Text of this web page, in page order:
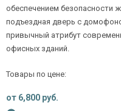
Галерея
Акции
О компании
обеспечением безопасности
подъездная дверь с
привычный атрибут
офисных зданий.
Товары по цене:
от 6,800 руб.